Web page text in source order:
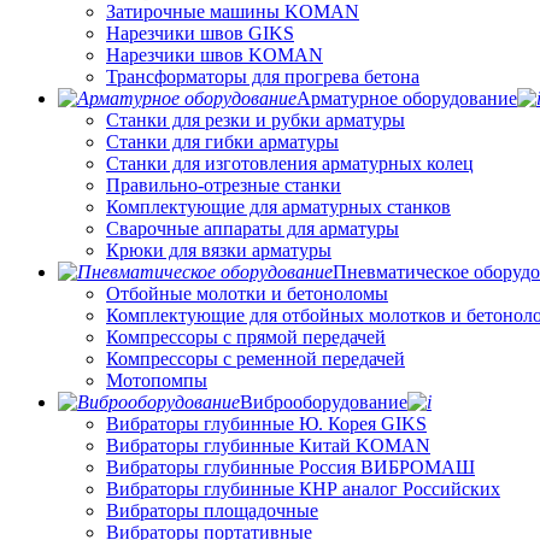
Затирочные машины KOMAN
Нарезчики швов GIKS
Нарезчики швов KOMAN
Трансформаторы для прогрева бетона
Арматурное оборудование
Станки для резки и рубки арматуры
Станки для гибки арматуры
Станки для изготовления арматурных колец
Правильно-отрезные станки
Комплектующие для арматурных станков
Сварочные аппараты для арматуры
Крюки для вязки арматуры
Пневматическое
Отбойные молотки и бетоноломы
Комплектующие для отбойных молотков и
Компрессоры с прямой передачей
Компрессоры с ременной передачей
Мотопомпы
Виброоборудование
Вибраторы глубинные Ю. Корея GIKS
Вибраторы глубинные Китай KOMAN
Вибраторы глубинные Россия ВИБРОМАШ
Вибраторы глубинные КНР аналог Российских
Вибраторы площадочные
Вибраторы портативные